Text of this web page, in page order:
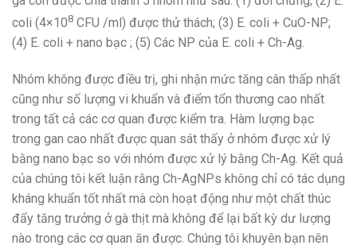
coli (4×108 CFU /ml) được thử thách; (3) E. coli + CuO-NP;
(4) E. coli + nano bạc ; (5) Các NP của E. coli + Ch-Ag.
Nhóm không được điều trị, ghi nhận mức tăng cân thấp nhất
cũng như số lượng vi khuẩn và điểm tổn thương cao nhất
trong tất cả các cơ quan được kiểm tra. Hàm lượng bạc
trong gan cao nhất được quan sát thấy ở nhóm được xử lý
bằng nano bạc so với nhóm được xử lý bằng Ch-Ag. Kết quả
của chúng tôi kết luận rằng Ch-AgNPs không chỉ có tác dụng
kháng khuẩn tốt nhất mà còn hoạt động như một chất thúc
đẩy tăng trưởng ở gà thịt mà không để lại bất kỳ dư lượng
nào trong các cơ quan ăn được. Chúng tôi khuyên bạn nên